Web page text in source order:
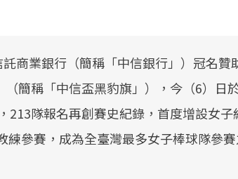
商業銀行（簡稱「中信銀行」）冠名贊
簡稱「中信盃黑豹旗」），今（6）日
213隊報名再創賽史紀錄，首度增設女子
參賽，成為全臺灣最多女子棒球隊參